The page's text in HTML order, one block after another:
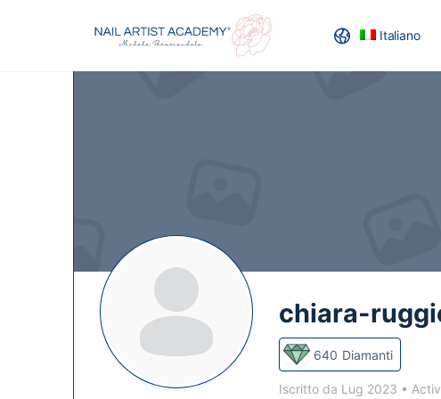
Italiano
chiara-
640 Diamanti
Iscritto da Lug 2023 •